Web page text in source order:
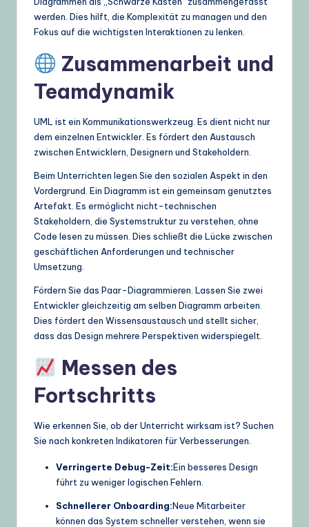
werden. Dies hilft, die Komplexität zu managen und den
Fokus auf die wichtigsten Interaktionen zu lenken.
Zusammenarbeit und
Teamdynamik
UML ist ein Kommunikationswerkzeug. Es dient nicht nur
dem einzelnen Entwickler. Es fördert den Austausch
zwischen Entwicklern, Designern und Stakeholdern.
Beim Unterrichten legen Sie den sozialen Aspekt in den
Vordergrund. Ein Diagramm ist ein gemeinsam genutztes
Artefakt. Es ermöglicht nicht-technischen
Stakeholdern, die Systemstruktur zu verstehen, ohne
Code lesen zu müssen. Dies schließt die Lücke zwischen
geschäftlichen Anforderungen und technischer
Umsetzung.
Fördern Sie das Paar-Diagrammieren. Lassen Sie zwei
Entwickler gleichzeitig am selben Diagramm arbeiten.
Dies fördert den Wissensaustausch und stellt sicher,
dass das Design mehrere Perspektiven widerspiegelt.
Messen des
Fortschritts
Wie erkennen Sie, ob der Unterricht wirksam ist? Suchen
Sie nach konkreten Indikatoren für Verbesserungen.
Verringerte Debug-Zeit:Ein besseres Design
führt zu weniger logischen Fehlern.
Schnellerer Onboarding:Neue Mitarbeiter
können das System schneller verstehen, wenn sie